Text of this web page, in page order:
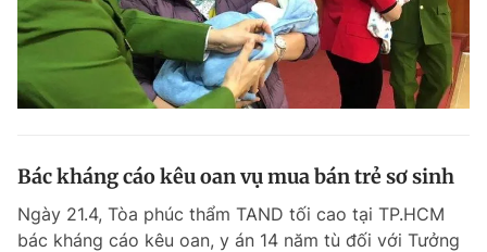
Bác kháng cáo kêu oan vụ mua bán trẻ sơ sinh
Ngày 21.4, Tòa phúc thẩm TAND tối cao tại TP.HCM
bác kháng cáo kêu oan, y án 14 năm tù đối với Tưởng